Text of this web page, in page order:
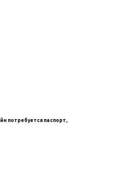
потребуется паспорт,